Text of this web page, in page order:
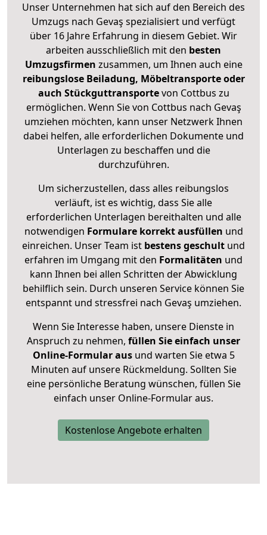
Unser Unternehmen hat sich auf den Bereich des
Umzugs nach Gevaş spezialisiert und verfügt
über 16 Jahre Erfahrung in diesem Gebiet. Wir
arbeiten ausschließlich mit den besten
Umzugsfirmen zusammen, um Ihnen auch eine
reibungslose Beiladung, Möbeltransporte oder
auch Stückguttransportevon Cottbus zu
ermöglichen. Wenn Sie von Cottbus nach Gevaş
umziehen möchten, kann unser Netzwerk Ihnen
dabei helfen, alle erforderlichen Dokumente und
Unterlagen zu beschaffen und die
durchzuführen.
Um sicherzustellen, dass alles reibungslos
verläuft, ist es wichtig, dass Sie alle
erforderlichen Unterlagen bereithalten und alle
notwendigen Formulare korrekt ausfüllen und
einreichen. Unser Team ist bestens geschult und
erfahren im Umgang mit den Formalitäten und
kann Ihnen bei allen Schritten der Abwicklung
behilflich sein. Durch unseren Service können Sie
entspannt und stressfrei nach Gevaş umziehen.
Wenn Sie Interesse haben, unsere Dienste in
Anspruch zu nehmen, füllen Sie einfach unser
Online-Formular ausund warten Sie etwa 5
Minuten auf unsere Rückmeldung. Sollten Sie
eine persönliche Beratung wünschen, füllen Sie
einfach unser Online-Formular aus.
Kostenlose Angebote erhalten